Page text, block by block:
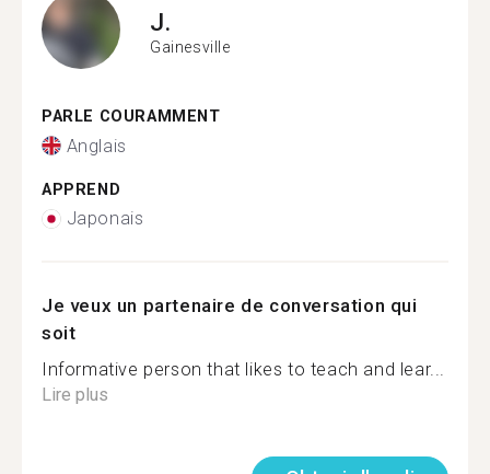
J.
Gainesville
PARLE COURAMMENT
Anglais
APPREND
Japonais
Je veux un partenaire de conversation qui
soit
Informative person that likes to teach and lear...
Lire plus